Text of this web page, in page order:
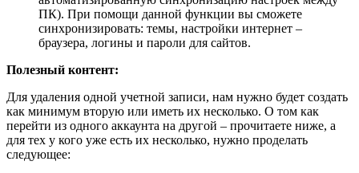
ПК). При помощи данной функции вы сможете
синхронизировать: темы, настройки интернет –
браузера, логины и пароли для сайтов.
Полезный контент:
Для удаления одной учетной записи, нам нужно будет создать
как минимум вторую или иметь их несколько. О том как
перейти из одного аккаунта на другой – прочитаете ниже, а
для тех у кого уже есть их несколько, нужно проделать
следующее: